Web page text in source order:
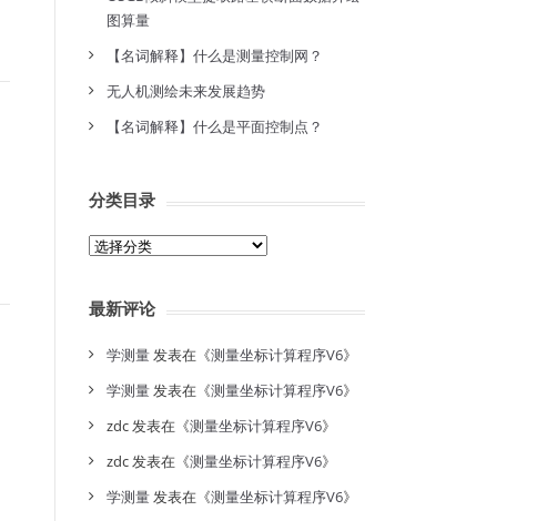
图算量
【名词解释】什么是测量控制网？
无人机测绘未来发展趋势
【名词解释】什么是平面控制点？
分类目录
分
录
最新评论
学测量发表在《测量坐标计算程序V6》
学测量发表在《测量坐标计算程序V6》
zdc发表在《测量坐标计算程序V6》
zdc发表在《测量坐标计算程序V6》
学测量发表在《测量坐标计算程序V6》